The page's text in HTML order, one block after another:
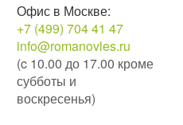
Офис в Москве:
+7 (499) 704 41 47
info@romanovles.ru
(c 10.00 до 17.00 кроме
субботы и
воскресенья)